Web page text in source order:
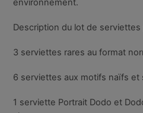
environnement.
Description du lot de serviettes
3 serviettes rares au format
6 serviettes aux motifs naïfs et
1 serviette Portrait Dodo et